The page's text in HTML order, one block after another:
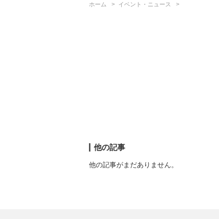
ホーム イベント・ニュース
他の記事
他の記事がまだありません。